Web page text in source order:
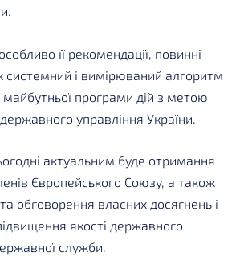
її рекомендації, повинні
системний і вимірюваний алгоритм
програми дій з метою
управління України.
актуальним буде отримання
Європейського Союзу, а також
обговорення власних досягнень і
якості державного
служби.